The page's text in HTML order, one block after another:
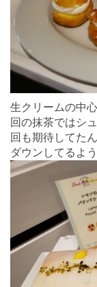
生クリームの中
回の抹茶ではシ
回も期待してた
ダウンしてるよう